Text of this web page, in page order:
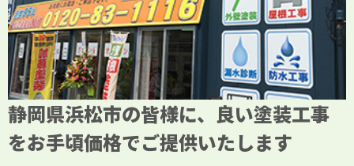
静岡県浜松市の皆様に、良い塗装工事
をお手頃価格でご提供いたします